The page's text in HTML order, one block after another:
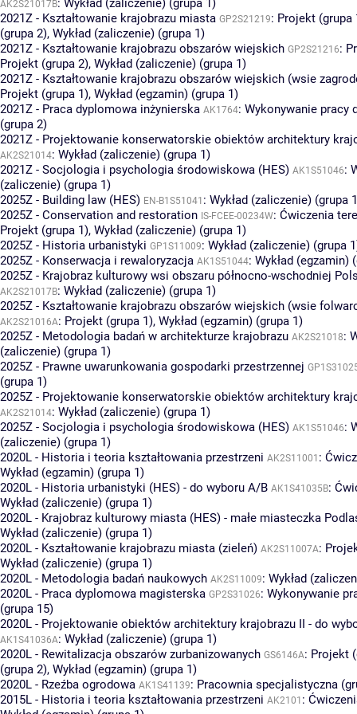
AK2S21017B
2021Z - Kształtowanie krajobrazu miasta GP2S21219: Projekt (grupa
(grupa 2), Wykład (zaliczenie) (grupa 1)
2021Z - Kształtowanie krajobrazu obszarów wiejskich GP2S21216:
Projekt (grupa 2), Wykład (zaliczenie) (grupa 1)
2021Z - Kształtowanie krajobrazu obszarów wiejskich (wsie
Projekt (grupa 1), Wykład (egzamin) (grupa 1)
2021Z - Praca dyplomowa inżynierska AK1764: Wykonywanie pracy
(grupa 2)
2021Z - Projektowanie konserwatorskie obiektów architektury
AK2S21014: Wykład (zaliczenie) (grupa 1)
2021Z - Socjologia i psychologia środowiskowa (HES) AK1S51046:
(zaliczenie) (grupa 1)
2025Z - Building law (HES) EN-B1S51041 : Wykład (zaliczenie) (grupa
2025Z - Conservation and restoration IS-FCEE-00234W: Ćwiczenia
Projekt (grupa 1), Wykład (zaliczenie) (grupa 1)
2025Z - Historia urbanistyki GP1S11009: Wykład (zaliczenie) (grupa
2025Z - Konserwacja i rewaloryzacja AK1S51044: Wykład (egzamin)
2025Z - Krajobraz kulturowy wsi obszaru północno-wschodniej
AK2S21017B: Wykład (zaliczenie) (grupa 1)
2025Z - Kształtowanie krajobrazu obszarów wiejskich (wsie
AK2S21016A: Projekt (grupa 1), Wykład (egzamin) (grupa 1)
2025Z - Metodologia badań w architekturze krajobrazu AK2S21018:
(zaliczenie) (grupa 1)
2025Z - Prawne uwarunkowania gospodarki przestrzennej
(grupa 1)
2025Z - Projektowanie konserwatorskie obiektów architektury
AK2S21014: Wykład (zaliczenie) (grupa 1)
2025Z - Socjologia i psychologia środowiskowa (HES) AK1S51046:
(zaliczenie) (grupa 1)
2020L - Historia i teoria kształtowania przestrzeni AK2S11001 :
Wykład (egzamin) (grupa 1)
2020L - Historia urbanistyki (HES) - do wyboru A/B AK1S41035B:
Wykład (zaliczenie) (grupa 1)
2020L - Krajobraz kulturowy miasta (HES) - małe miasteczka
Wykład (zaliczenie) (grupa 1)
2020L - Kształtowanie krajobrazu miasta (zieleń) AK2S11007A:
Wykład (zaliczenie) (grupa 1)
2020L - Metodologia badań naukowych AK2S11009: Wykład
2020L - Praca dyplomowa magisterska GP2S31026: Wykonywanie
(grupa 15)
2020L - Projektowanie obiektów architektury krajobrazu II - do
AK1S41036A: Wykład (zaliczenie) (grupa 1)
2020L - Rewitalizacja obszarów zurbanizowanych GS6146A: Projekt
(grupa 2), Wykład (egzamin) (grupa 1)
2020L - Rzeźba ogrodowa AK1S41139: Pracownia specjalistyczna
2015L - Historia i teoria kształtowania przestrzeni AK2101 :